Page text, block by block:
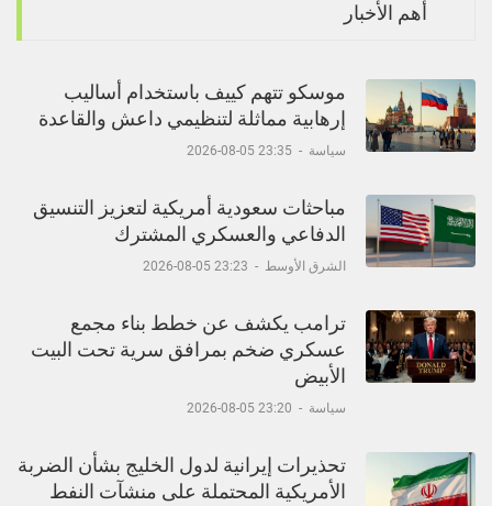
أهم الأخبار
موسكو تتهم كييف باستخدام أساليب
إرهابية مماثلة لتنظيمي داعش والقاعدة
سياسة -
23:35 05-08-2026
مباحثات سعودية أمريكية لتعزيز التنسيق
الدفاعي والعسكري المشترك
الشرق الأوسط -
23:23 05-08-2026
ترامب يكشف عن خطط بناء مجمع
عسكري ضخم بمرافق سرية تحت البيت
الأبيض
سياسة -
23:20 05-08-2026
تحذيرات إيرانية لدول الخليج بشأن الضربة
الأمريكية المحتملة على منشآت النفط